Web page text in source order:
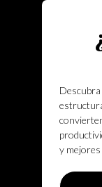
y mejores